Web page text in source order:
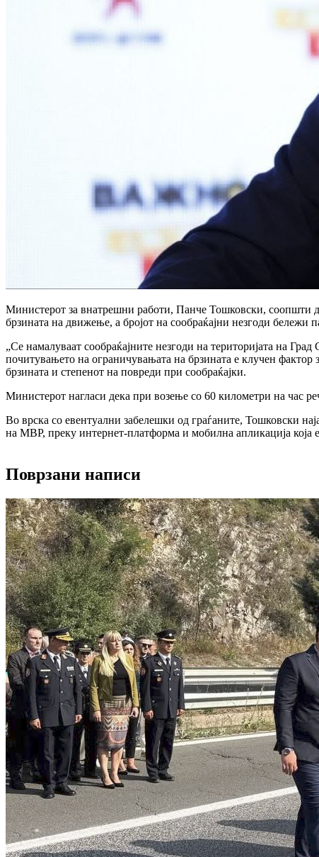
Министерот за внатрешни работи, Панче Тошковски, соопшти
брзината на движење, а бројот на сообраќајни незгоди
„Се намалуваат сообраќајните незгоди на територијата на
почитувањето на ограничувањата на брзината е клучен
брзината и степенот на повреди при сообраќајки.
Министерот нагласи дека при возење со 60 километри на час
Во врска со евентуални забелешки од граѓаните, Тошковски
на МВР, преку интернет-платформа и мобилна апликација која
Поврзани написи